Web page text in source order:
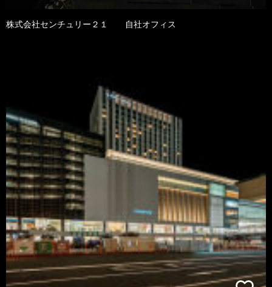
株式会社センチュリー２１ 自社オフィス